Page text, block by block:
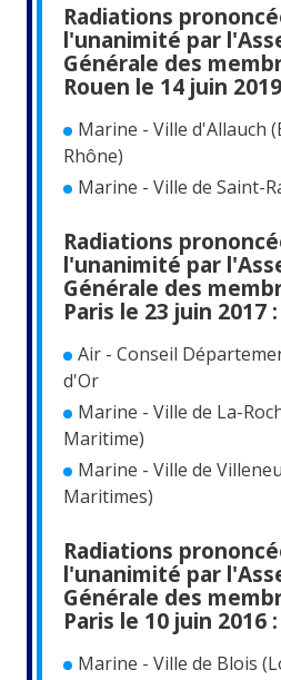
Radiations
l'unanimité par
Générale des
Rouen le 14 juin
Marine - Ville d'Allauch
Rhône)
Marine - Ville de Saint-
Radiations
l'unanimité par
Générale des
Paris le 23 juin 2017 :
Air - Conseil
d'Or
Marine - Ville de La-
Maritime)
Marine - Ville de
Maritimes)
Radiations
l'unanimité par
Générale des
Paris le 10 juin 2016 :
Marine - Ville de Blois